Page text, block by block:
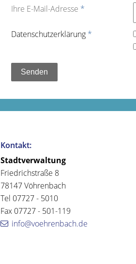
Ihre E-Mail-Adresse *
Datenschutz­erklärung *
Kontakt:
Stadtverwaltung
Friedrichstraße 8
78147 Vöhrenbach
Tel 07727 - 5010
Fax 07727 - 501-119
info@voehrenbach.de